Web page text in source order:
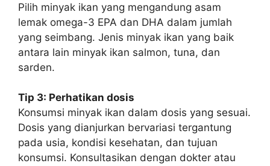
Pilih minyak ikan yang mengandung asam
lemak omega-3 EPA dan DHA dalam jumlah
yang seimbang. Jenis minyak ikan yang baik
antara lain minyak ikan salmon, tuna, dan
sarden.
Tip 3: Perhatikan dosis
Konsumsi minyak ikan dalam dosis yang sesuai.
Dosis yang dianjurkan bervariasi tergantung
pada usia, kondisi kesehatan, dan tujuan
konsumsi. Konsultasikan dengan dokter atau